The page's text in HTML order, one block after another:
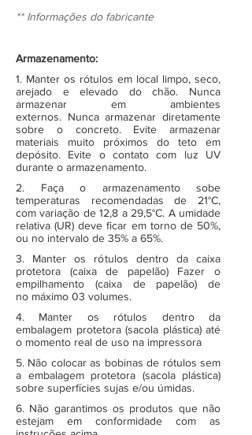
** Informações do fabricante
Armazenamento:
1. Manter os rótulos em local limpo, seco,
arejado e elevado do chão. Nunca
armazenar em ambientes
externos. Nunca armazenar diretamente
sobre o concreto. Evite armazenar
materiais muito próximos do teto em
depósito. Evite o contato com luz UV
durante o armazenamento.
2. Faça o armazenamento sobe
temperaturas recomendadas de 21°C,
com variação de 12,8 a 29,5°C. A umidade
relativa (UR) deve ficar em torno de 50%,
ou no intervalo de 35% a 65%.
3. Manter os rótulos dentro da caixa
protetora (caixa de papelão) Fazer o
empilhamento (caixa de papelão) de
no máximo 03 volumes.
4. Manter os rótulos dentro da
embalagem protetora (sacola plástica) até
o momento real de uso na impressora
5. Não colocar as bobinas de rótulos sem
a embalagem protetora (sacola plástica)
sobre superfícies sujas e/ou úmidas.
6. Não garantimos os produtos que não
estejam em conformidade com as